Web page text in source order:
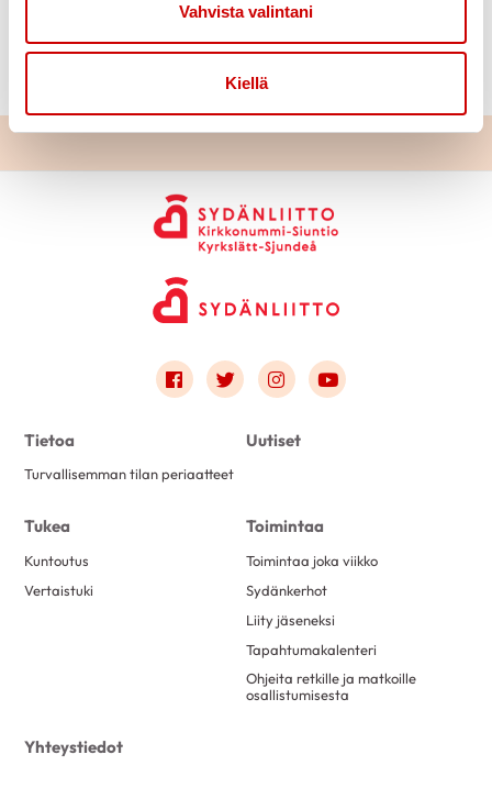
Vahvista valintani
Kiellä
Link to facebook
Link to twitter
Link to instagram
Link to youtube
Tietoa
Turvallisemman tilan periaatteet
Uutiset
Tukea
Kuntoutus
Vertaistuki
Toimintaa
Toimintaa joka viikko
Sydänkerhot
Liity jäseneksi
Tapahtumakalenteri
Ohjeita retkille ja matkoille
osallistumisesta
Yhteystiedot